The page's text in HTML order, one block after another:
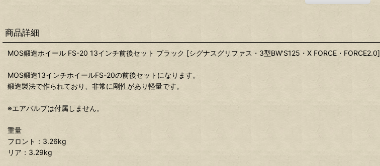
商品詳細
MOS鍛造ホイール FS-20 13インチ前後セット ブラック [シグナスグリファス・3型BW'S125・X FORCE・FORCE2.0]
MOS鍛造13インチホイールFS-20の前後セットになります。
鍛造製法で作られており、非常に剛性があり軽量です。
※エアバルブは付属しません。
重量
フロント：3.26kg
リア：3.29kg